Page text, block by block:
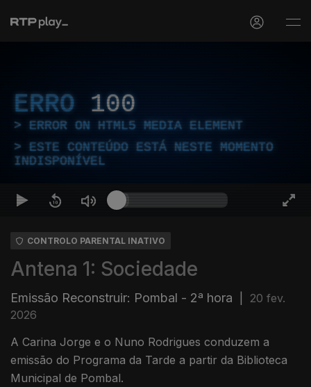
ERRO 100
ERROR ON HTML5 MEDIA ELEMENT
ESTE CONTEÚDO ESTÁ NESTE MOMENTO
INDISPONÍVEL
CONTROLO PARENTAL INATIVO
Antena 1: Sociedade
Emissão Reconstruir: Pombal - 2ª hora
20 fev.
2026
A Carina Jorge e o Nuno Rodrigues conduzem a
emissão do Programa da Tarde a partir da Biblioteca
Municipal de Pombal.